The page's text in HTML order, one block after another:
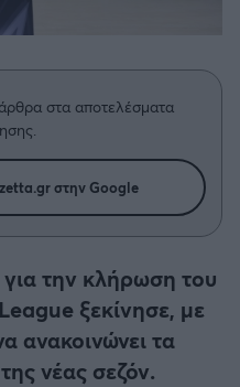
στα αποτελέσματα
στην Google
την κλήρωση του
ξεκίνησε, με
ανακοινώνει τα
νέας σεζόν.